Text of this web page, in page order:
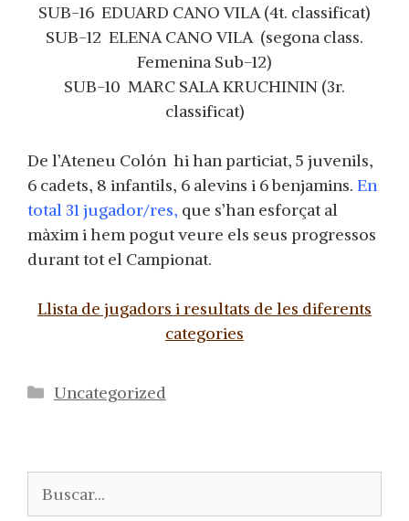
SUB-16 EDUARD CANO VILA (4t. classificat)
SUB-12 ELENA CANO VILA (segona class.
Femenina Sub-12)
SUB-10 MARC SALA KRUCHININ (3r.
classificat)
De l’Ateneu Colón hi han particiat, 5 juvenils,
6 cadets, 8 infantils, 6 alevins i 6 benjamins. En
total 31 jugador/res, que s’han esforçat al
màxim i hem pogut veure els seus progressos
durant tot el Campionat.
Llista de jugadors i resultats de les diferents
categories
Categorías
Uncategorized